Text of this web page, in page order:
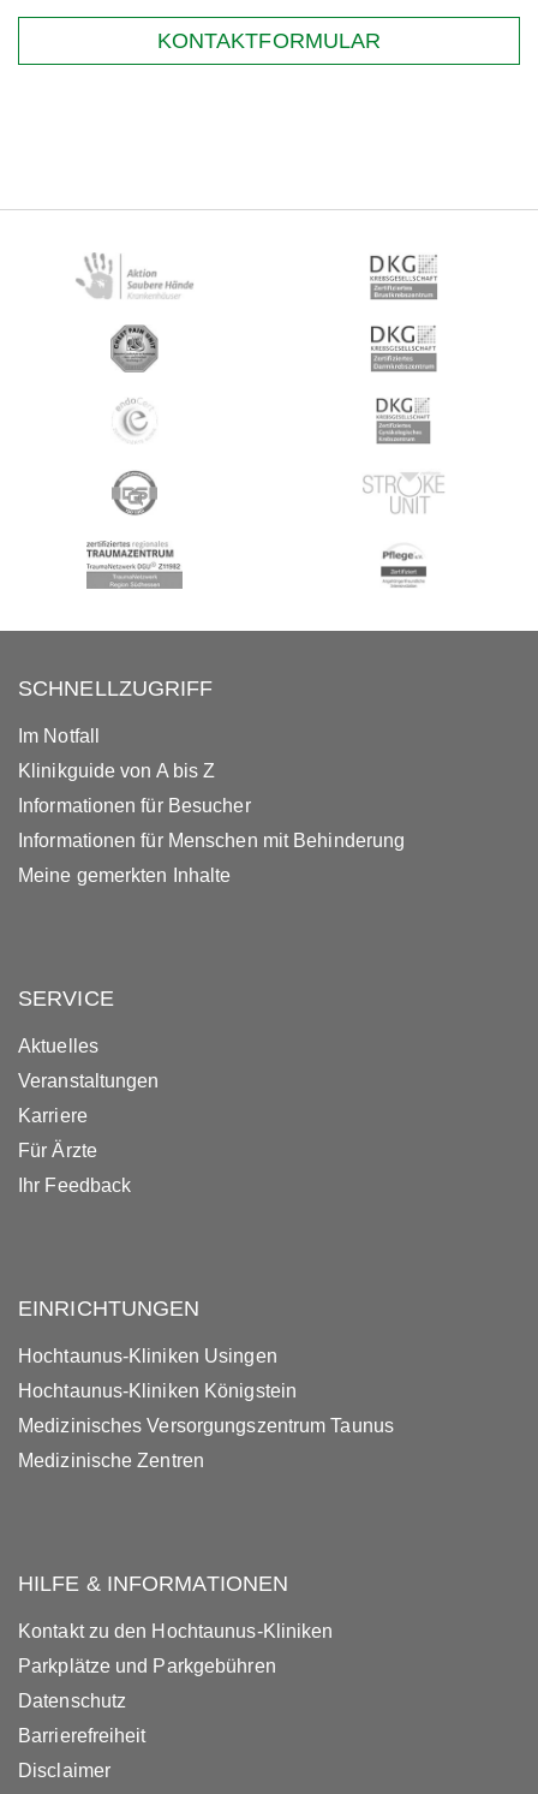
KONTAKTFORMULAR
SCHNELLZUGRIFF
Im Notfall
Klinikguide von A bis Z
Informationen für Besucher
Informationen für Menschen mit Behinderung
Meine gemerkten Inhalte
SERVICE
Aktuelles
Veranstaltungen
Karriere
Für Ärzte
Ihr Feedback
EINRICHTUNGEN
Hochtaunus-Kliniken Usingen
Hochtaunus-Kliniken Königstein
Medizinisches Versorgungszentrum Taunus
Medizinische Zentren
HILFE & INFORMATIONEN
Kontakt zu den Hochtaunus-Kliniken
Parkplätze und Parkgebühren
Datenschutz
Barrierefreiheit
Disclaimer